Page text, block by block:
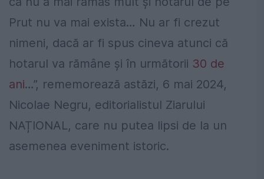
Prut nu va mai exista… Nu ar fi crezut
nimeni, dacă ar fi spus cineva atunci că
hotarul va rămâne și în următorii 30 de
ani…”, rememorează astăzi, 6 mai 2024,
Nicolae Negru, editorialistul Ziarului
NAȚIONAL, care nu putea lipsi de la un
asemenea eveniment istoric.